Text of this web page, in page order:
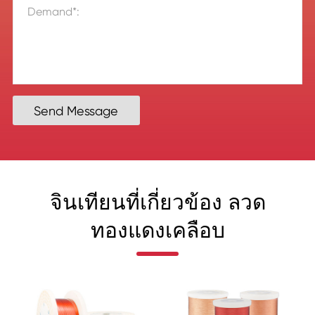
Send Message
จินเทียนที่เกี่ยวข้อง ลวด
ทองแดงเคลือบ